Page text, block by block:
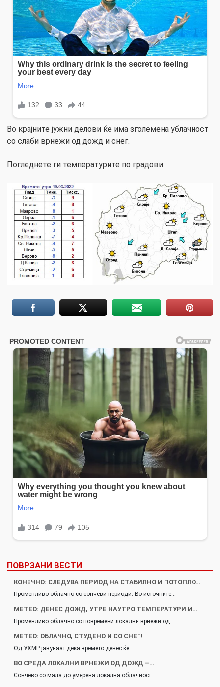
Во крајните јужни делови ќе има зголемена ублачност
со слаби врнежи од дожд и снег.
Погледнете ги температурите по градови:
ПОВРЗАНИ ВЕСТИ
КОНЕЧНО: СЛЕДУВА ПЕРИОД НА СТАБИЛНО И ПОТОПЛО…
Променливо облачно со сончеви периоди. Во источните…
МЕТЕО: ДЕНЕС ДОЖД, УТРЕ НАУТРО ТЕМПЕРАТУРИ И…
Променливо облачно со повремени локални врнежи од…
МЕТЕО: ОБЛАЧНО, СТУДЕНО И СО СНЕГ!
Од УХМР јавуваат дека времето денес ќе…
ВО СРЕДА ЛОКАЛНИ ВРНЕЖИ ОД ДОЖД –…
Сончево со мала до умерена локална облачност.…